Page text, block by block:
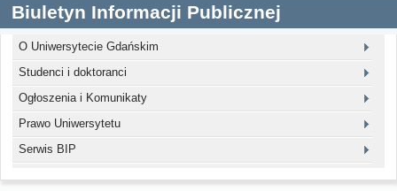
Biuletyn Informacji Publicznej
O Uniwersytecie Gdańskim
Studenci i doktoranci
Ogłoszenia i Komunikaty
Prawo Uniwersytetu
Serwis BIP